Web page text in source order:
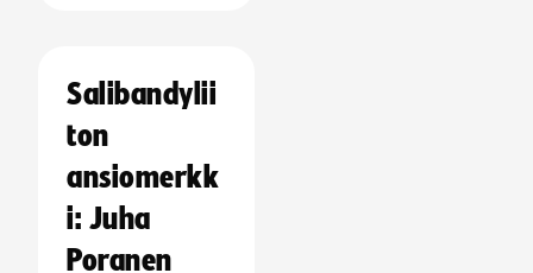
Salibandylii
ton
ansiomerkk
i: Juha
Poranen